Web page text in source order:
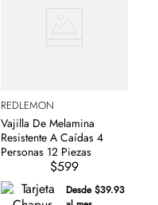
REDLEMON
Vajilla De Melamina
Resistente A Caídas 4
Personas 12 Piezas
$599
Desde $39.93